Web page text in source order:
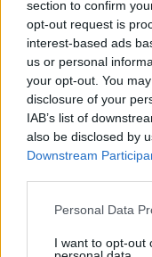
section to confirm
opt-out request is
interest-based ads
us or personal
your opt-out. You
disclosure of your
IAB’s list of
also be disclosed by
Downstream
Personal Data
I want to opt-out
Od
3.
Od
27.